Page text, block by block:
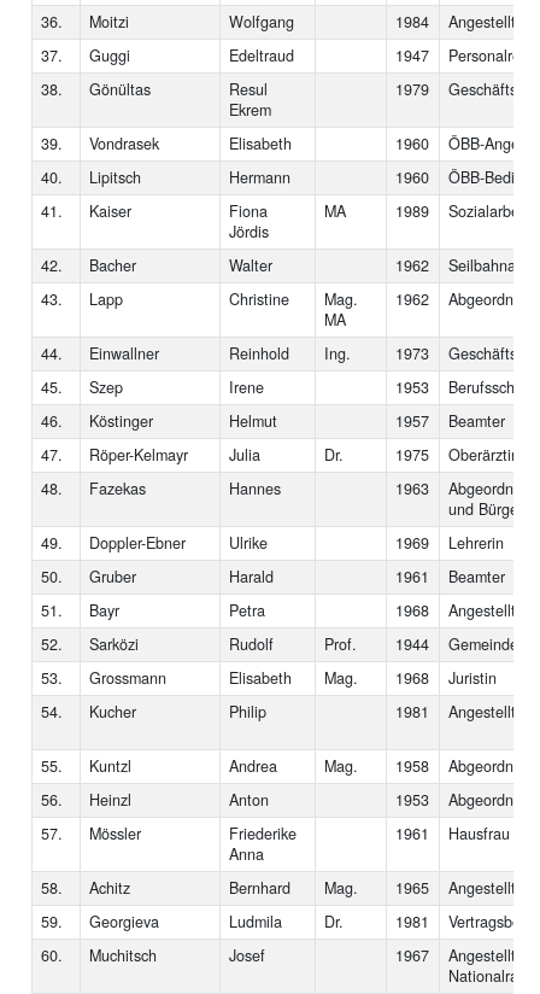
36.
Moitzi Wolfgang 1984
Angestellter
37.
Guggi Edeltraud 1947
38.
Gönültas
Resul
Ekrem
1979
39. Vondrasek Elisabeth 1960
ÖBB-
40.
Lipitsch Hermann 1960
ÖBB-
41.
Kaiser
Fiona
Jördis
MA 1989
42. Bacher Walter 1962
43.
Lapp Christine
Mag.
MA
1962
44. Einwallner Reinhold Ing. 1973
45.
Szep Irene 1953
46.
Köstinger Helmut 1957
Beamter
47.
Röper-Kelmayr Julia Dr. 1975
Oberärztin
48.
Fazekas Hannes 1963
und
49.
Doppler-Ebner Ulrike 1969
Lehrerin
50.
Gruber Harald 1961
Beamter
51.
Bayr Petra 1968
Angestellte
52.
Sarközi Rudolf Prof. 1944
53.
Grossmann Elisabeth Mag. 1968
Juristin
54.
Kucher Philip 1981 Angestellter
55. Kuntzl Andrea Mag. 1958
56.
Heinzl Anton 1953
57.
Mössler
Friederike
Anna
1961 Hausfrau
58. Achitz Bernhard Mag. 1965
Angestellter
59.
Georgieva Ludmila Dr. 1981
60.
Muchitsch Josef 1967
Angestellter,
Nationalrat